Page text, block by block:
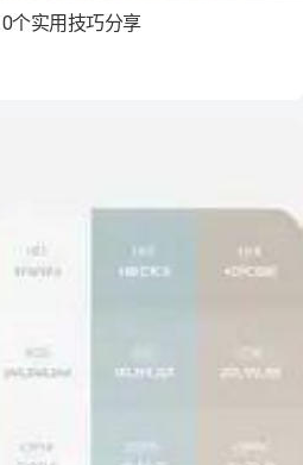
个实用技巧分享